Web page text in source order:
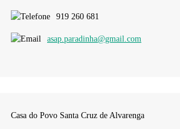
919 260 681
asap.paradinha@gmail.com
Casa do Povo Santa Cruz de Alvarenga